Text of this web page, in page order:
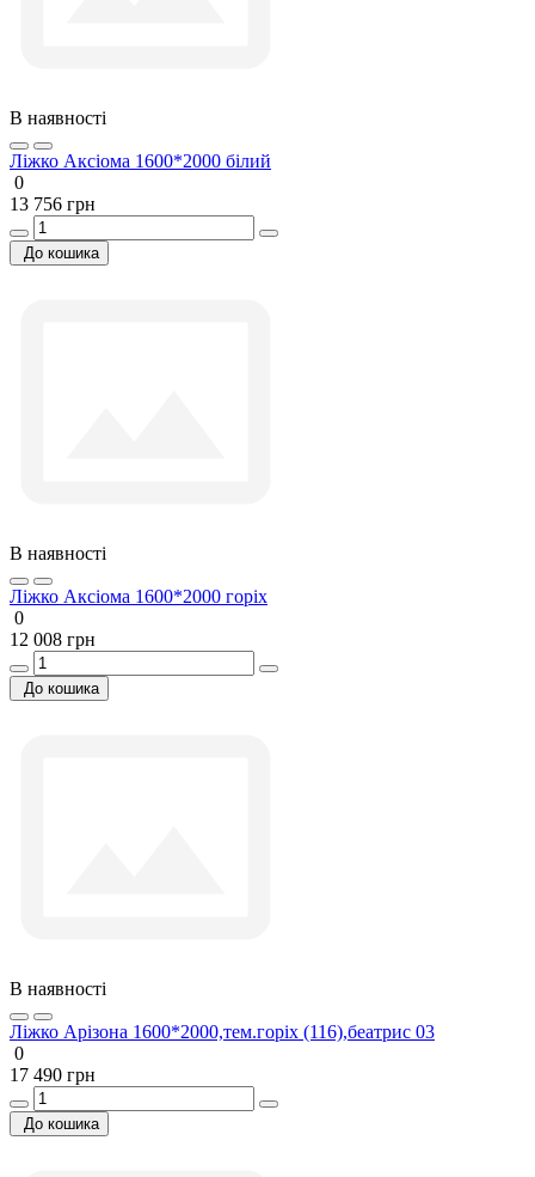
В наявності
Ліжко Аксіома 1600*2000 білий
0
13 756 грн
До кошика
В наявності
Ліжко Аксіома 1600*2000 горіх
0
12 008 грн
До кошика
В наявності
Ліжко Арізона 1600*2000,тем.горіх (116),беатрис 03
0
17 490 грн
До кошика